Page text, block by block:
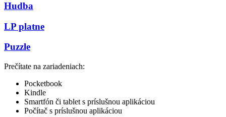
Hudba
LP platne
Puzzle
Prečítate na zariadeniach:
Pocketbook
Kindle
Smartfón či tablet s príslušnou aplikáciou
Počítač s príslušnou aplikáciou